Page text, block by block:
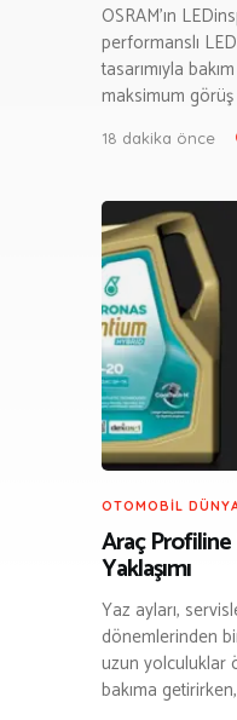
OSRAM’ın
performanslı
tasarımıyla
maksimum görüş
18 dakika önce
OTOMOBIL
Araç Profiline
Yaklaşımı
Yaz ayları,
dönemlerinden
uzun yolculuklar
bakıma